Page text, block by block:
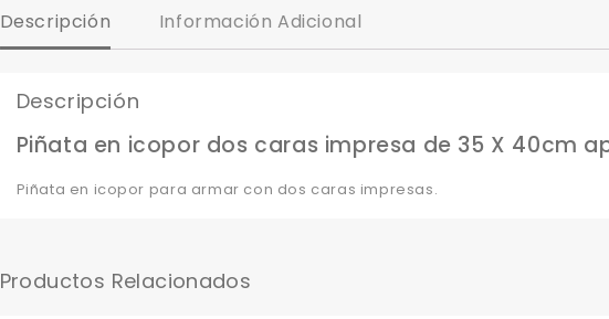
Descripción Información Adicional
Descripción
Piñata en icopor dos caras impresa de 35 X 40cm
Piñata en icopor para armar con dos caras impresas.
Productos Relacionados